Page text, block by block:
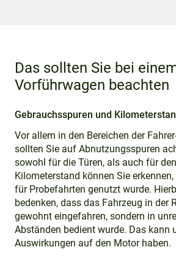
Das sollten Sie bei
Vorführwagen beachten
Gebrauchsspuren und
Vor allem in den Bereichen der
sollten Sie auf Abnutzungsspuren
sowohl für die Türen, als auch für
Kilometerstand können Sie
für Probefahrten genutzt wurde.
bedenken, dass das Fahrzeug in der
gewohnt eingefahren, sondern in
Abständen bedient wurde. Das kann
Auswirkungen auf den Motor haben.